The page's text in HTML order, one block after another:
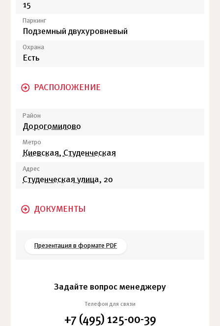
15
Паркинг
Подземный двухуровневый
Охрана
Есть
РАСПОЛОЖЕНИЕ
Район
Дорогомилово
Метро
Киевская, Студенческая
Адрес
Студенческая улица, 20
ДОКУМЕНТЫ
Презентация в формате PDF
Задайте вопрос менеджеру
Телефон для связи
+7 (495) 125-00-39